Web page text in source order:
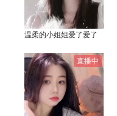
温柔的小姐姐爱了爱了
直播中